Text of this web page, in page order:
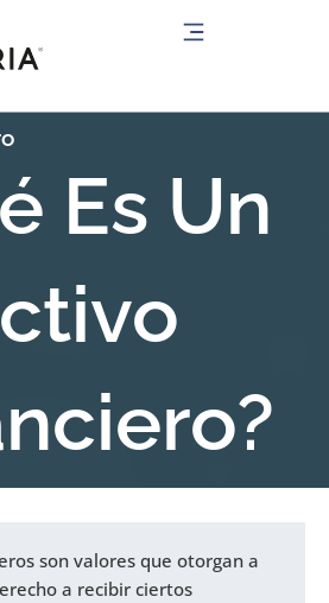
Es Un
son valores que otorgan a
a recibir ciertos